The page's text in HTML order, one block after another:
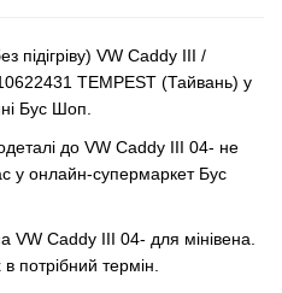
підігріву) VW Caddy III /
TEMPEST (Тайвань) у
Бус Шоп.
до VW Caddy III 04- не
у онлайн-супермаркет Бус
VW Caddy III 04- для мінівена.
потрібний термін.